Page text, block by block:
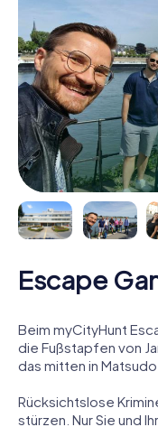
Escape
Beim myCityHunt
die Fußstapfen von
das mitten in
Rücksichtslose
stürzen. Nur Sie und